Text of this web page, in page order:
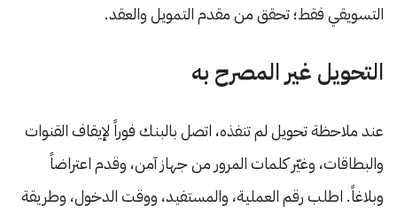
التسويقي فقط؛ تحقق من مقدم التمويل والعقد.
التحويل غير المصرح به
عند ملاحظة تحويل لم تنفذه، اتصل بالبنك فوراً لإيقاف القنوات
والبطاقات، وغيّر كلمات المرور من جهاز آمن، وقدم اعتراضاً
وبلاغاً. اطلب رقم العملية، والمستفيد، ووقت الدخول، وطريقة